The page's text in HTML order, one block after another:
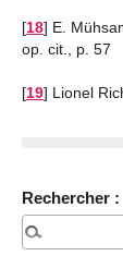
[18] E.
op. cit., p. 57
[19] Lionel
Rechercher :